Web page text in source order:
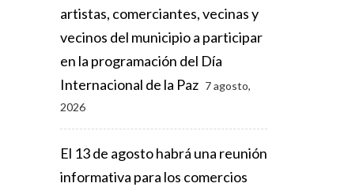
artistas, comerciantes, vecinas y
vecinos del municipio a participar
en la programación del Día
Internacional de la Paz 7 agosto,
2026
El 13 de agosto habrá una reunión
informativa para los comercios